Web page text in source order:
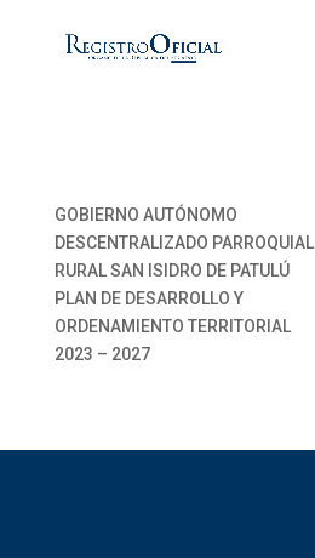
GOBIERNO AUTÓNOMO
DESCENTRALIZADO PARROQUIAL
RURAL SAN ISIDRO DE PATULÚ
PLAN DE DESARROLLO Y
ORDENAMIENTO TERRITORIAL
2023 – 2027